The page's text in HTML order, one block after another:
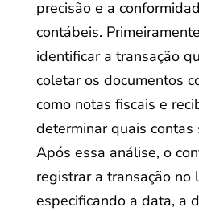
precisão e a
contábeis.
identificar a transação
coletar os documentos
como notas fiscais e
determinar quais contas
Após essa análise, o
registrar a transação no
especificando a data, a